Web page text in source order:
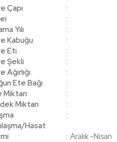
Çapı
Yılı
Kabuğu
Eti
Şekli
Ağırlığı
Ete Bağı
Miktarı
Miktarı
Hasat
Aralık -Nisan